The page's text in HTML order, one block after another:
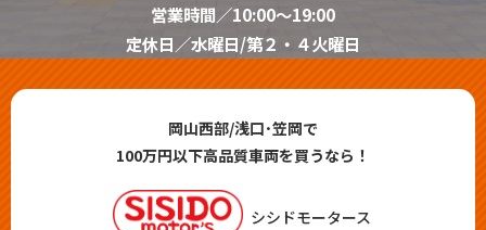
営業時間／10:00～19:00
定休日／水曜日/第２・４火曜日
岡山西部/浅口･笠岡で
100万円以下高品質車両を買うなら！
シシドモータース